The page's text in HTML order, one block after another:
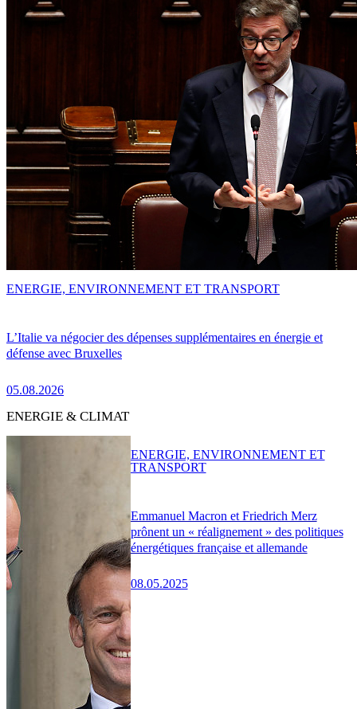
L’Italie va négocier des dépenses supplémentaires en énergie et
défense avec Bruxelles
05.08.2026
ENERGIE, ENVIRONNEMENT ET TRANSPORT
ENERGIE & CLIMAT
Emmanuel Macron et Friedrich Merz
prônent un « réalignement » des politiques
énergétiques française et allemande
08.05.2025
ENERGIE, ENVIRONNEMENT ET
TRANSPORT